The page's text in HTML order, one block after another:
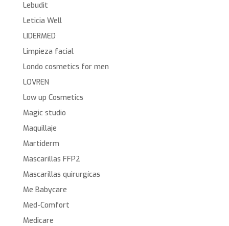
Lebudit
Leticia Well
LIDERMED
Limpieza facial
Londo cosmetics for men
LOVREN
Low up Cosmetics
Magic studio
Maquillaje
Martiderm
Mascarillas FFP2
Mascarillas quirurgícas
Me Babycare
Med-Comfort
Medicare